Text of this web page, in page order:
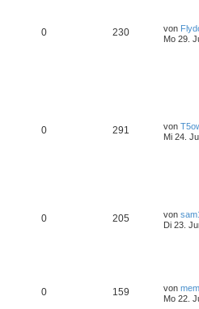
0 230 von
Mo 29.
0 291 von
Mi 24.
0 205 von
Di 23.
0 159 von mem
Mo 22.